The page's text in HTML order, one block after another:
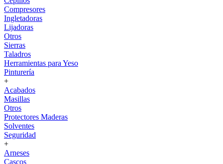
Compresores
Ingletadoras
Lijadoras
Otros
Sierras
Taladros
Herramientas para Yeso
Pinturería
+
Acabados
Masillas
Otros
Protectores Maderas
Solventes
Seguridad
+
Arneses
Cascos